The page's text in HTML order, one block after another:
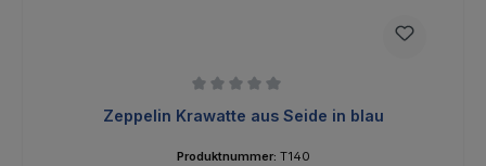
Zeppelin Krawatte aus Seide in blau
Produktnummer: T140